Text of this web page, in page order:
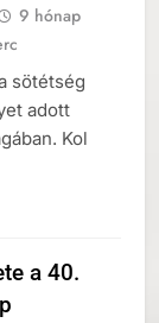
9 hónap
sötétség
adott
Kol
a 40.